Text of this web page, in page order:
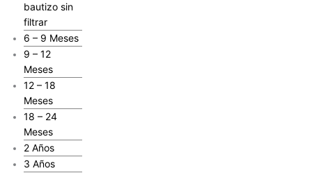
bautizo sin
filtrar
6 – 9 Meses
9 – 12
Meses
12 – 18
Meses
18 – 24
Meses
2 Años
3 Años